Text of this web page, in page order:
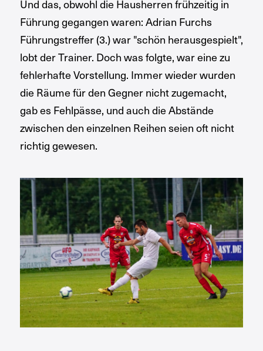
Und das, obwohl die Hausherren frühzeitig in
Führung gegangen waren: Adrian Furchs
Führungstreffer (3.) war "schön herausgespielt",
lobt der Trainer. Doch was folgte, war eine zu
fehlerhafte Vorstellung. Immer wieder wurden
die Räume für den Gegner nicht zugemacht,
gab es Fehlpässe, und auch die Abstände
zwischen den einzelnen Reihen seien oft nicht
richtig gewesen.